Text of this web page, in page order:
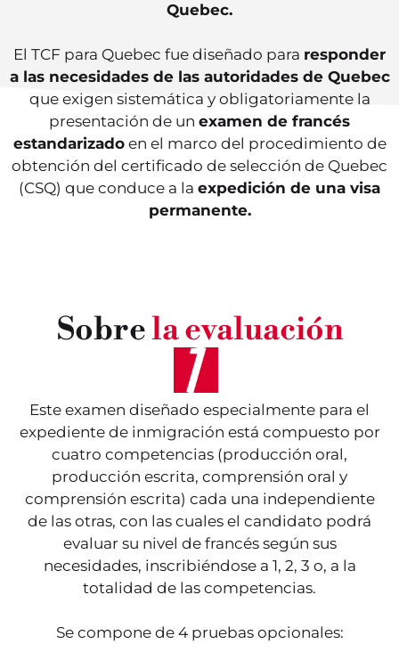
Quebec.
El TCF para Quebec fue diseñado para responder
a las necesidades de las autoridades de Quebec
que exigen sistemática y obligatoriamente la
presentación de un examen de francés
estandarizadoen el marco del procedimiento de
obtención del certificado de selección de Quebec
(CSQ) que conduce a la expedición de una visa
permanente.
Sobrela evaluación
Este examen diseñado especialmente para el
expediente de inmigración está compuesto por
cuatro competencias (producción oral,
producción escrita, comprensión oral y
comprensión escrita) cada una independiente
de las otras, con las cuales el candidato podrá
evaluar su nivel de francés según sus
necesidades, inscribiéndose a 1, 2, 3 o, a la
totalidad de las competencias.
Se compone de 4 pruebas opcionales: